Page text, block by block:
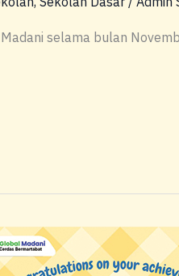
selama bulan